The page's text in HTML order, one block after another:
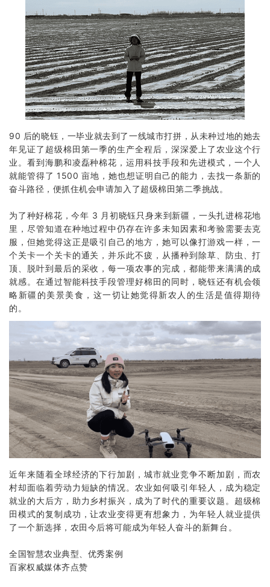
90 后的晓钰，一毕业就去到了一线城市打拼，从未种过地的她去
年见证了超级棉田第一季的生产全程后，深深爱上了农业这个行
业。看到海鹏和凌磊种棉花，运用科技手段和先进模式，一个人
就能管得了 1500 亩地，她也想证明自己的能力，去找一条新的
奋斗路径，便抓住机会申请加入了超级棉田第二季挑战。
为了种好棉花，今年 3 月初晓钰只身来到新疆，一头扎进棉花地
里，尽管知道在种地过程中仍存在许多未知因素和考验需要去克
服，但她觉得这正是吸引自己的地方，她可以像打游戏一样，一
个关卡一个关卡的通关，并乐此不疲，从播种到除草、防虫、打
顶、脱叶到最后的采收，每一项农事的完成，都能带来满满的成
就感。在通过智能科技手段管理好棉田的同时，晓钰还有机会领
略新疆的美景美食，这一切让她觉得新农人的生活是值得期待
的。
近年来随着全球经济的下行加剧，城市就业竞争不断加剧，而农
村却面临着劳动力短缺的情况。农业如何吸引年轻人，成为稳定
就业的大后方，助力乡村振兴，成为了时代的重要议题。超级棉
田模式的复制成功，让农业变得更有想象力，为年轻人就业提供
了一个新选择，农田今后将可能成为年轻人奋斗的新舞台。
全国智慧农业典型、优秀案例
百家权威媒体齐点赞